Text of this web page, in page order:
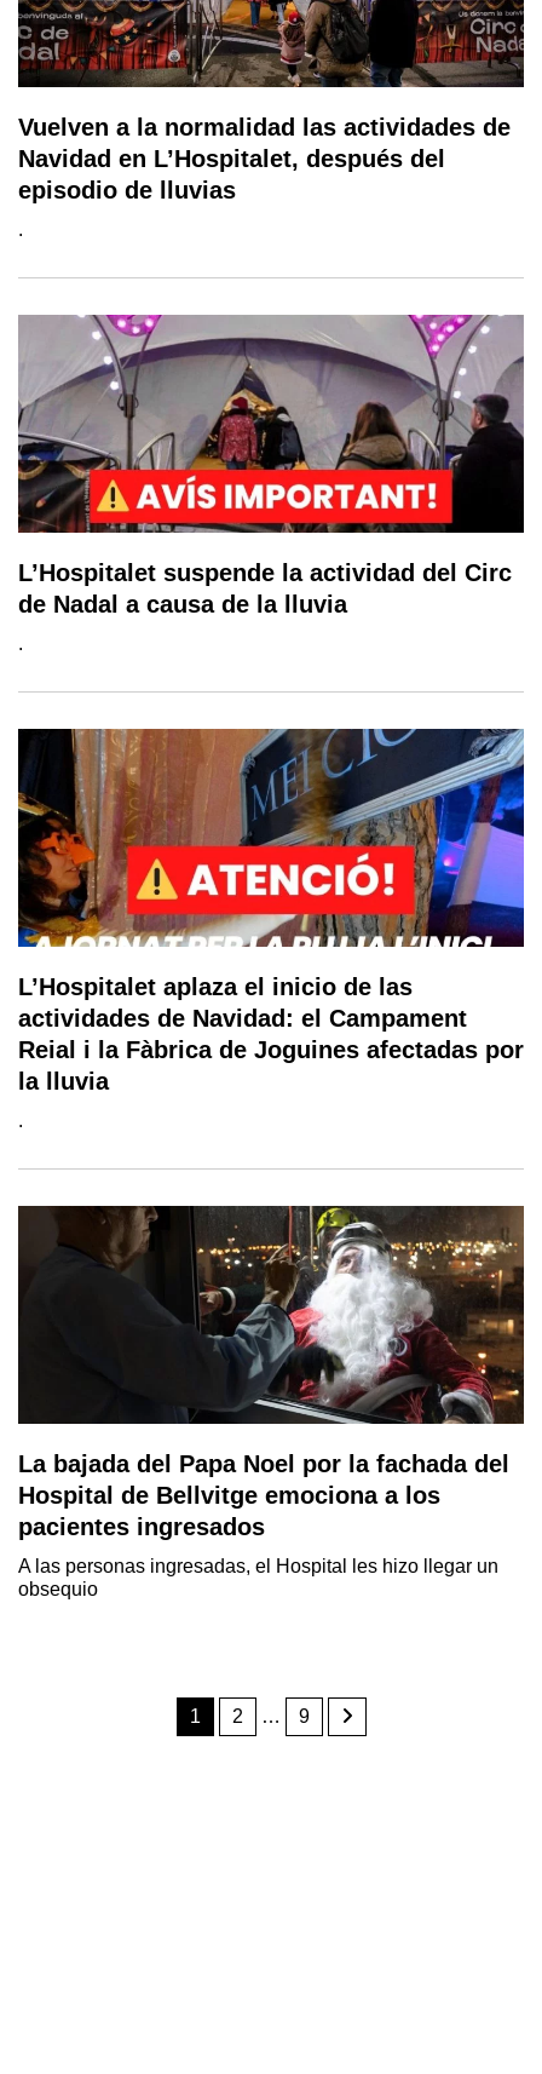
Vuelven a la normalidad las actividades de
Navidad en L’Hospitalet, después del
episodio de lluvias
.
L’Hospitalet suspende la actividad del Circ
de Nadal a causa de la lluvia
.
L’Hospitalet aplaza el inicio de las
actividades de Navidad: el Campament
Reial i la Fàbrica de Joguines afectadas por
la lluvia
.
La bajada del Papa Noel por la fachada del
Hospital de Bellvitge emociona a los
pacientes ingresados
A las personas ingresadas, el Hospital les hizo llegar un
obsequio
1 2 … 9